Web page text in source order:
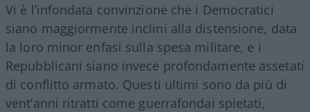
Vi è l’infondata convinzione che i Democratici
siano maggiormente inclini alla distensione, data
la loro minor enfasi sulla spesa militare, e i
Repubblicani siano invece profondamente assetati
di conflitto armato. Questi ultimi sono da più di
vent’anni ritratti come guerrafondai spietati,